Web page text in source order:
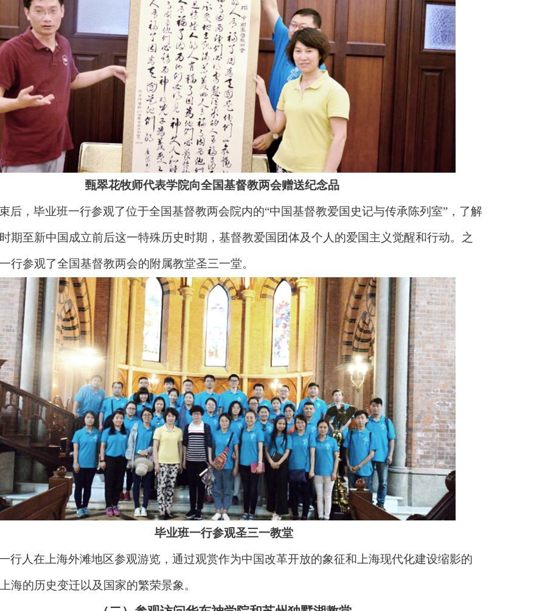
甄翠花牧师代表学院向全国基督教两会赠送纪念品
后，毕业班一行参观了位于全国基督教两会院内的“中国基督教爱国史记与传承陈列室”，了解
期至新中国成立前后这一特殊历史时期，基督教爱国团体及个人的爱国主义觉醒和行动。之
行参观了全国基督教两会的附属教堂圣三一堂。
毕业班一行参观圣三一教堂
行人在上海外滩地区参观游览，通过观赏作为中国改革开放的象征和上海现代化建设缩影的
海的历史变迁以及国家的繁荣景象。